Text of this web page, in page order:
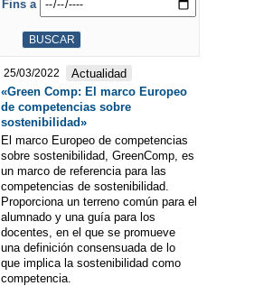
Fins a
25/03/2022
Actualidad
«Green Comp: El marco Europeo
de competencias sobre
sostenibilidad»
El marco Europeo de competencias
sobre sostenibilidad, GreenComp, es
un marco de referencia para las
competencias de sostenibilidad.
Proporciona un terreno común para el
alumnado y una guía para los
docentes, en el que se promueve
una definición consensuada de lo
que implica la sostenibilidad como
competencia.